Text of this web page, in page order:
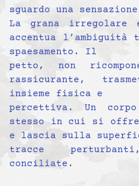
sguardo una
La grana
accentua l’ambiguità
spaesamento. Il
petto, non
rassicurante,
insieme fisica e
percettiva. Un
stesso in cui si
e lascia sulla
tracce
conciliate.